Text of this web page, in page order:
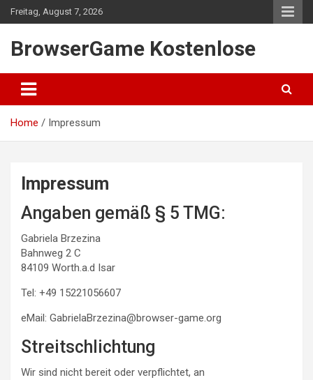
Skip
to
Freitag, August 7, 2026
BrowserGame Kostenlose
Home Impressum
Impressum
Angaben gemäß § 5 TMG:
Gabriela Brzezina
Bahnweg 2 C
84109 Worth.a.d Isar
Tel: +49 15221056607
eMail: GabrielaBrzezina@browser-game.org
Streitschlichtung
Wir sind nicht bereit oder verpflichtet, an